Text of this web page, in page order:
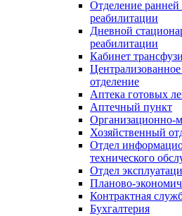
Отделение
реабилитации
Дневной
реабилитации
Кабинет
отделение
Аптека готовых
Аптечный пункт
Организационно-
Хозяйственный
Отдел
технического
Отдел
Планово-
Контрактная
Бухгалтерия